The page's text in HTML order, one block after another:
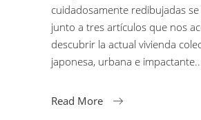
cuidadosamente redibujadas
junto a tres artículos que nos
descubrir la actual vivienda
japonesa, urbana e impactante.
Read More